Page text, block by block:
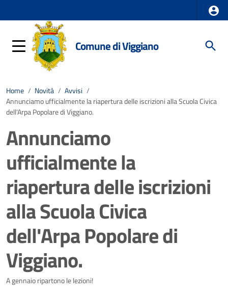
Comune di Viggiano
Home / Novità / Avvisi /
Annunciamo ufficialmente la riapertura delle iscrizioni alla Scuola Civica
dell'Arpa Popolare di Viggiano.
Annunciamo
ufficialmente la
riapertura delle iscrizioni
alla Scuola Civica
dell'Arpa Popolare di
Viggiano.
Dettagli della notizia
A gennaio ripartono le lezioni!